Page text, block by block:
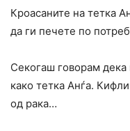
Кроасаните на тетка
да ги печете по
Секогаш говорам дека
како тетка Анѓа.
од рака…